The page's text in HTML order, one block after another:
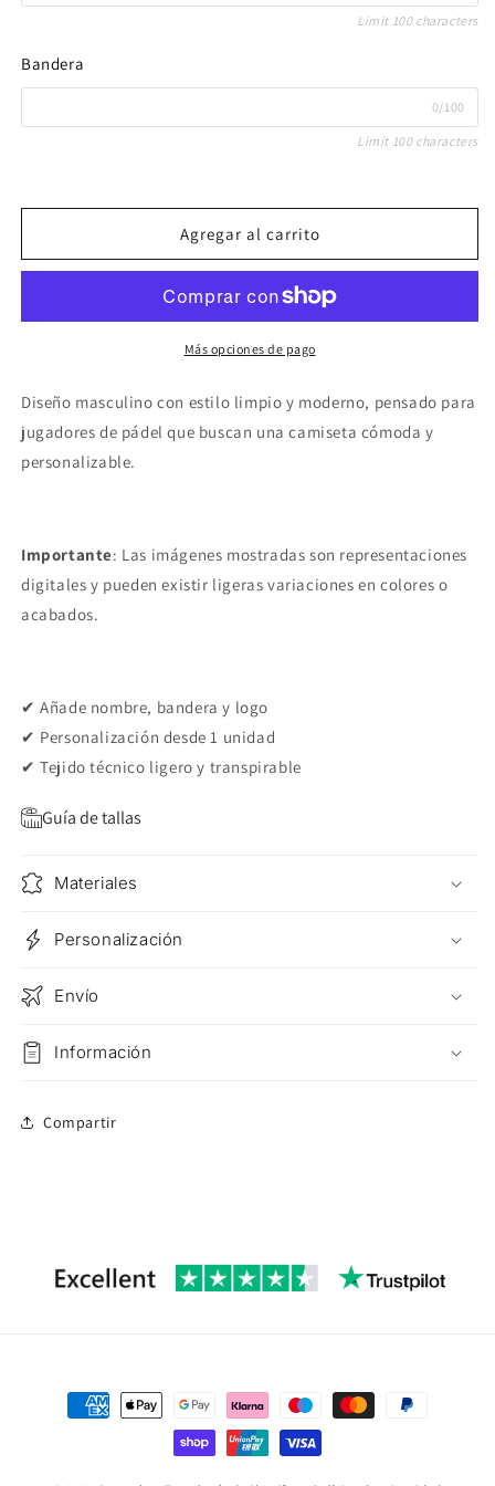
Limit 100 characters
Bandera
0/100
Limit 100 characters
Agregar al carrito
Más opciones de pago
Diseño masculino con estilo limpio y moderno, pensado para
jugadores de pádel que buscan una camiseta cómoda y
personalizable.
Importante: Las imágenes mostradas son representaciones
digitales y pueden existir ligeras variaciones en colores o
acabados.
✔ Añade nombre, bandera y logo
✔ Personalización desde 1 unidad
✔ Tejido técnico ligero y transpirable
Guía de tallas
Materiales
Personalización
Envío
Información
Compartir
Formas